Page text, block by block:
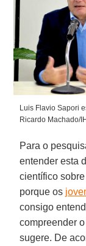
Luis Flavio Sapori
Ricardo Machado/
Para o
entender esta
científico
porque os
consigo
compreender o
sugere. De